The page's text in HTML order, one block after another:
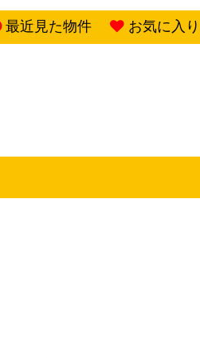
最近見た物件 お気に入り